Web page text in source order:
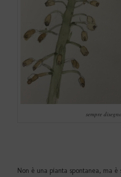
sempre
Non è una pianta spontanea, ma